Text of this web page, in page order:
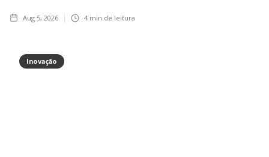
Aug 5, 2026 4 min de leitura
Inovação